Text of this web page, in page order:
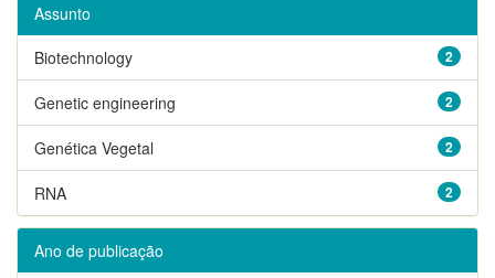
Assunto
2
Biotechnology
2
Genetic engineering
2
Genética Vegetal
2
RNA
Ano de publicação